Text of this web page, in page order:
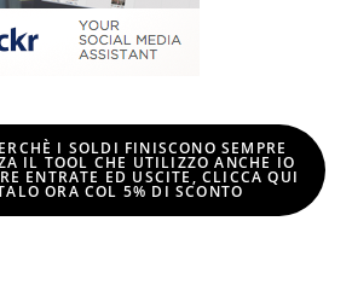
I SOLDI FINISCONO SEMPRE
IL TOOL CHE UTILIZZO ANCHE IO
ENTRATE ED USCITE, CLICCA QUI
ORA COL 5% DI SCONTO